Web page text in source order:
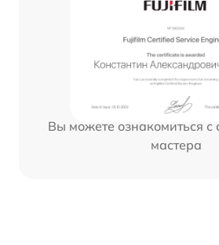
Вы можете ознакомиться с
мастера